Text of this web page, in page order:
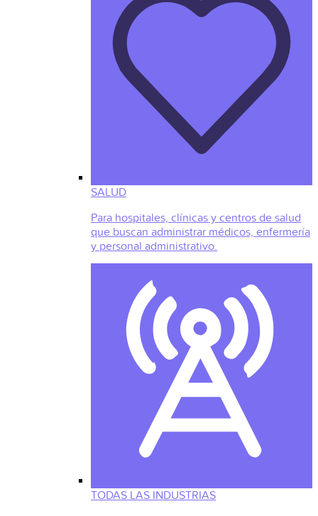
SALUD
Para hospitales, clínicas y centros de salud
que buscan administrar médicos, enfermería
y personal administrativo.
TODAS LAS INDUSTRIAS